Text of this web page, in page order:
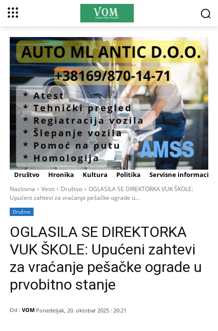
Društvo Hronika Kultura Politika Servisne informacije
Naslovna Vesti Društvo
OGLASILA SE DIREKTORKA VUK ŠKOLE:
Upućeni zahtevi za vraćanje pešačke ograde u...
Društvo
OGLASILA SE DIREKTORKA
VUK ŠKOLE: Upućeni zahtevi
za vraćanje pešačke ograde u
prvobitno stanje
Od : VOM Ponedeljak, 20. oktobar 2025 : 20:21